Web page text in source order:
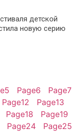
детской
новую серию
5 Page6 Page7
Page12 Page13
Page18 Page19
Page24 Page25